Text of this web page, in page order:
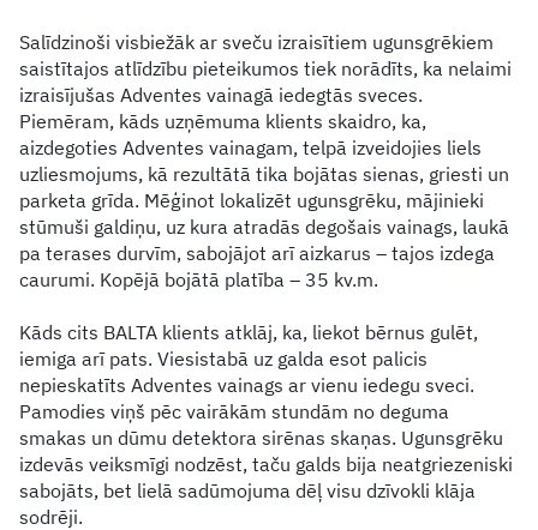
Salīdzinoši visbiežāk ar sveču izraisītiem ugunsgrēkiem
saistītajos atlīdzību pieteikumos tiek norādīts, ka nelaimi
izraisījušas Adventes vainagā iedegtās sveces.
Piemēram, kāds uzņēmuma klients skaidro, ka,
aizdegoties Adventes vainagam, telpā izveidojies liels
uzliesmojums, kā rezultātā tika bojātas sienas, griesti un
parketa grīda. Mēģinot lokalizēt ugunsgrēku, mājinieki
stūmuši galdiņu, uz kura atradās degošais vainags, laukā
pa terases durvīm, sabojājot arī aizkarus – tajos izdega
caurumi. Kopējā bojātā platība – 35 kv.m.
Kāds cits BALTA klients atklāj, ka, liekot bērnus gulēt,
iemiga arī pats. Viesistabā uz galda esot palicis
nepieskatīts Adventes vainags ar vienu iedegu sveci.
Pamodies viņš pēc vairākām stundām no deguma
smakas un dūmu detektora sirēnas skaņas. Ugunsgrēku
izdevās veiksmīgi nodzēst, taču galds bija neatgriezeniski
sabojāts, bet lielā sadūmojuma dēļ visu dzīvokli klāja
sodrēji.